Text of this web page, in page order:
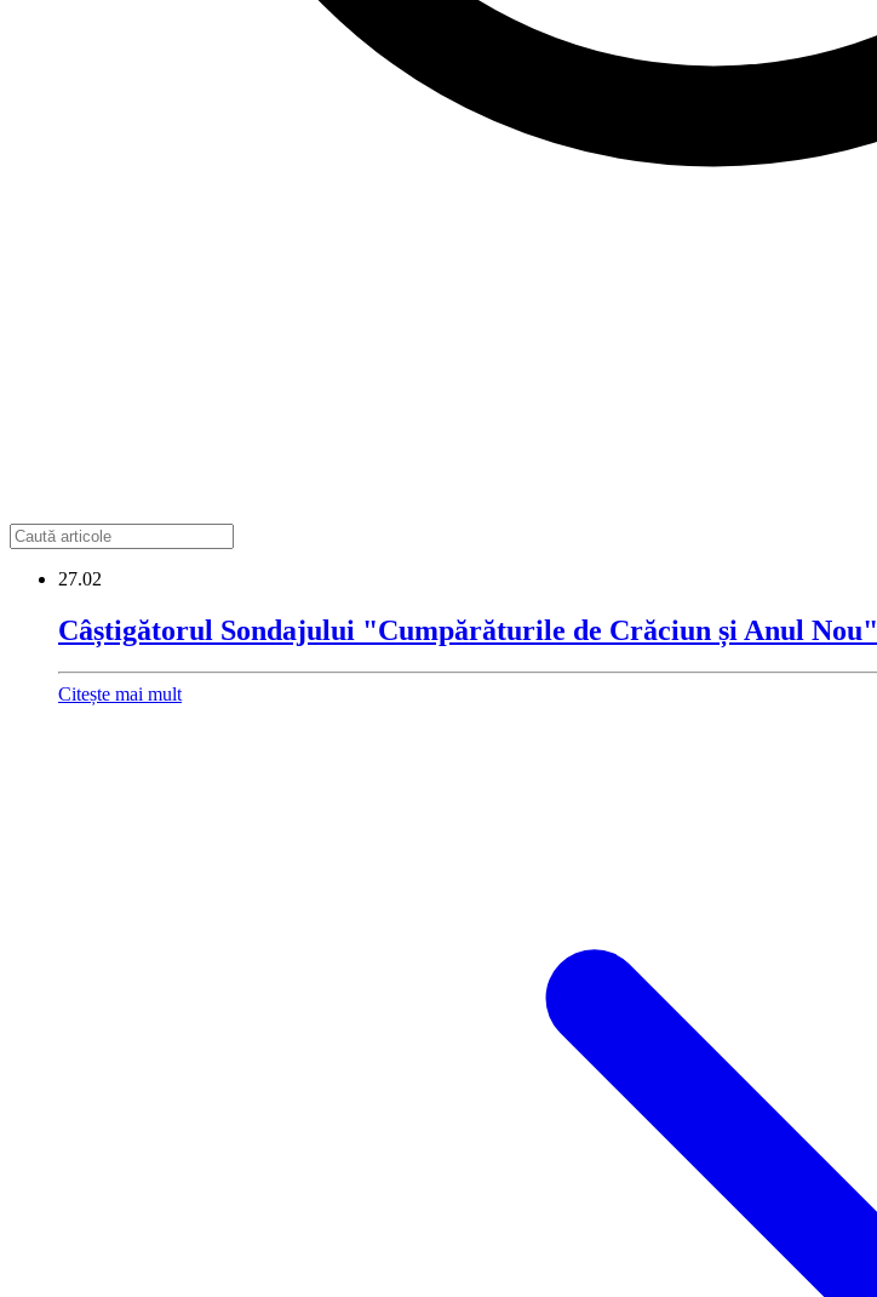
27.02
Câștigătorul Sondajului "Cumpărăturile de Crăciun și Anul Nou"
Citește mai mult